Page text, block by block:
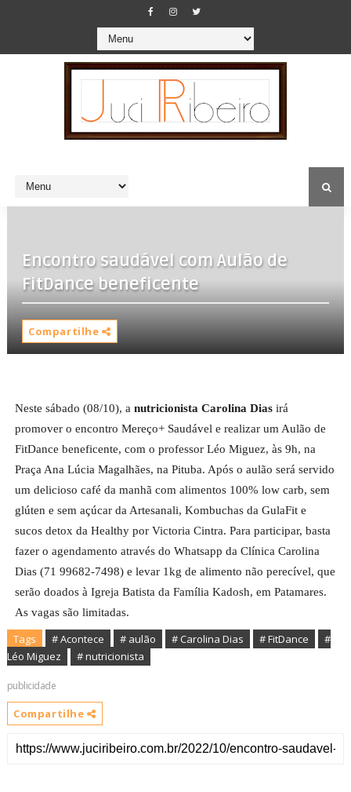
Encontro saudável com Aulão de
FitDance beneficente
Compartilhe
Neste sábado (08/10), a nutricionista Carolina Diasirá
promover o encontro Mereço+ Saudável e realizar um Aulão de
FitDance beneficente, com o professor Léo Miguez, às 9h, na
Praça Ana Lúcia Magalhães, na Pituba. Após o aulão será servido
um delicioso café da manhã com alimentos 100% low carb, sem
glúten e sem açúcar da Artesanali, Kombuchas da GulaFit e
sucos detox da Healthy por Victoria Cintra. Para participar, basta
fazer o agendamento através do Whatsapp da Clínica Carolina
Dias (71 99682-7498) e levar 1kg de alimento não perecível, que
serão doados à Igreja Batista da Família Kadosh, em Patamares.
As vagas são limitadas.
Tags # Acontece # aulão # Carolina Dias # FitDance
#
Léo Miguez
# nutricionista
publicidade
Compartilhe